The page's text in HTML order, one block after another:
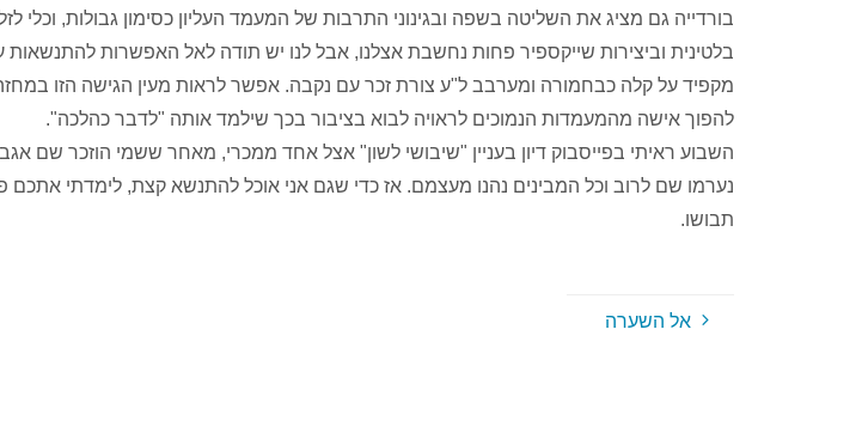
בורדייה גם מציג את השליטה בשפה ובגינוני התרבות של המעמד העליון כסימון גבולות, וכלי
בלטינית וביצירות שייקספיר פחות נחשבת אצלנו, אבל לנו יש תודה לאל האפשרות להתנשאות
מקפיד על קלה כבחמורה ומערבב ל"ע צורת זכר עם נקבה. אפשר לראות מעין הגישה הזו
להפוך אישה מהמעמדות הנמוכים לראויה לבוא בציבור בכך שילמד אותה "לדבר כהלכה".
השבוע ראיתי בפייסבוק דיון בעניין "שיבושי לשון" אצל אחד ממכרי, מאחר ששמי הוזכר שם
נערמו שם לרוב וכל המבינים נהנו מעצמם. אז כדי שגם אני אוכל להתנשא קצת, לימדתי אתכם
תבושו.
אל השערה